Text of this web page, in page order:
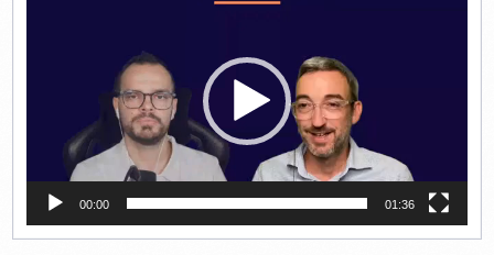
00:00 01:36